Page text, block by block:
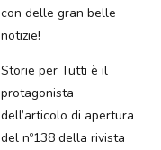
con delle gran belle
notizie!
Storie per Tutti è il
protagonista
dell’articolo di apertura
del nº138 della rivista